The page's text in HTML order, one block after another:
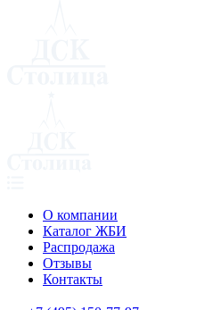
О компании
Каталог ЖБИ
Распродажа
Отзывы
Контакты